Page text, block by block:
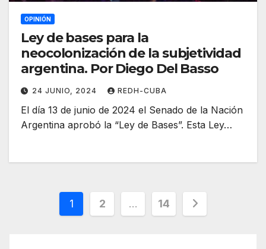
OPINIÓN
Ley de bases para la
neocolonización de la subjetividad
argentina. Por Diego Del Basso
24 JUNIO, 2024 REDH-CUBA
El día 13 de junio de 2024 el Senado de la Nación
Argentina aprobó la “Ley de Bases”. Esta Ley…
Paginación
1 2 … 14